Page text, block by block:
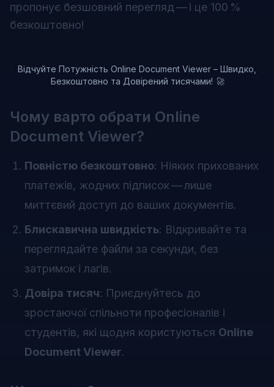
пропонує безшовний перегляд — і це 100 %
безкоштовно!
Відчуйте Потужність Online Document Viewer – Швидко,
Безкоштовно та Довірений тисячами! 🚀
Чому варто обрати Online
Document Viewer?
Повністю безкоштовно: Ніяких прихованих
платежів, жодних підписок — лише
миттєвий доступ до ваших документів.
Блискавична швидкість: Відкривайте та
переглядайте файли за секунди, без
затримок і лагів.
Довіра тисяч: Приєднуйтесь до
зростаючої спільноти професіоналів і
студентів, які щодня користуються Online
Document Viewer.